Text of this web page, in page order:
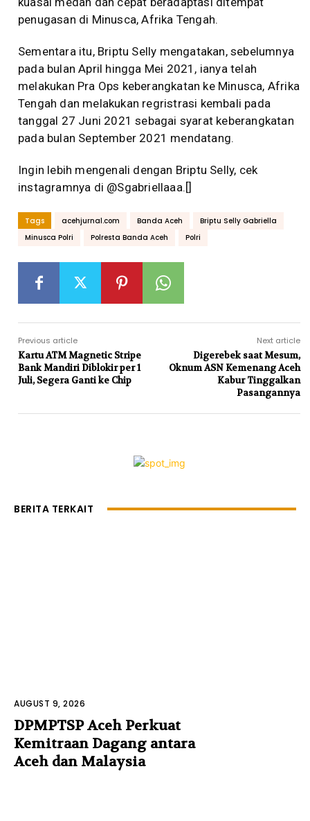
penugasan di Minusca, Afrika Tengah.
Sementara itu, Briptu Selly mengatakan, sebelumnya
pada bulan April hingga Mei 2021, ianya telah
melakukan Pra Ops keberangkatan ke Minusca, Afrika
Tengah dan melakukan regristrasi kembali pada
tanggal 27 Juni 2021 sebagai syarat keberangkatan
pada bulan September 2021 mendatang.
Ingin lebih mengenali dengan Briptu Selly, cek
instagramnya di @Sgabriellaaa.[]
Tags acehjurnal.com Banda Aceh
Briptu Selly Gabriella
Minusca Polri
Polresta Banda Aceh Polri
Previous article
Kartu ATM Magnetic Stripe
Bank Mandiri Diblokir per 1
Juli, Segera Ganti ke Chip
Next article
Digerebek saat Mesum,
Oknum ASN Kemenang Aceh
Kabur Tinggalkan
Pasangannya
BERITA TERKAIT
AUGUST 9, 2026
DPMPTSP Aceh Perkuat
Kemitraan Dagang antara
Aceh dan Malaysia